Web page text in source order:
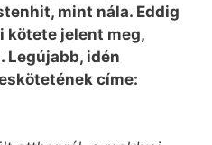
mint nála. Eddig
kötete jelent meg,
Legújabb, idén
címe: